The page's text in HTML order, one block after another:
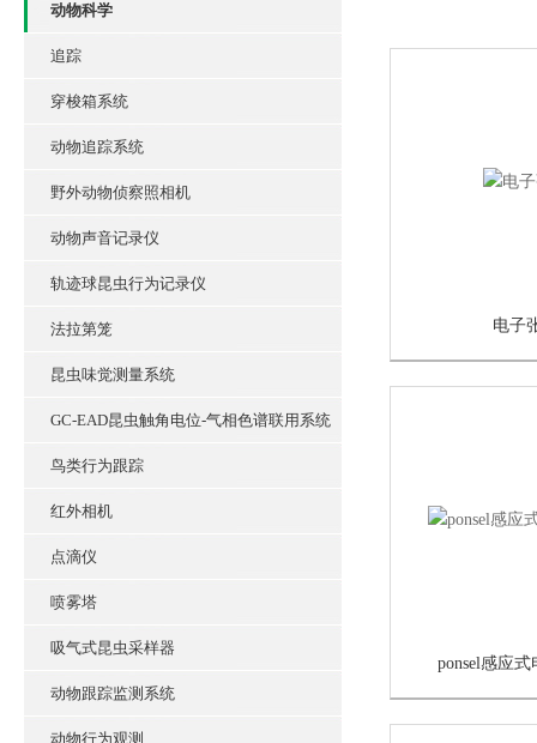
动物科学
追踪
穿梭箱系统
动物追踪系统
野外动物侦察照相机
动物声音记录仪
轨迹球昆虫行为记录仪
法拉第笼
昆虫味觉测量系统
GC-EAD昆虫触角电位-气相色谱联用系统
鸟类行为跟踪
红外相机
点滴仪
喷雾塔
吸气式昆虫采样器
动物跟踪监测系统
动物行为观测
电子
ponsel感应